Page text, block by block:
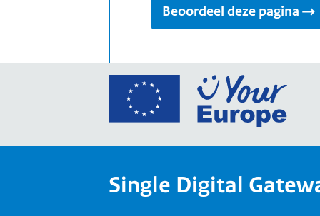
Beoordeel deze pagina
Ga
Your
Single Digital